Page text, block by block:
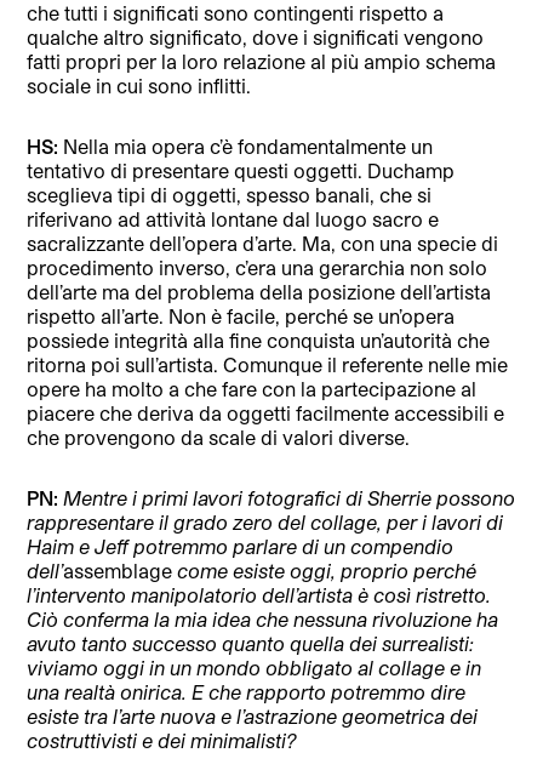
che tutti i significati sono contingenti rispetto a
qualche altro significato, dove i significati vengono
fatti propri per la loro relazione al più ampio schema
sociale in cui sono inflitti.
HS: Nella mia opera c’è fondamentalmente un
tentativo di presentare questi oggetti. Duchamp
sceglieva tipi di oggetti, spesso banali, che si
riferivano ad attività lontane dal luogo sacro e
sacralizzante dell’opera d’arte. Ma, con una specie di
procedimento inverso, c’era una gerarchia non solo
dell’arte ma del problema della posizione dell’artista
rispetto all’arte. Non è facile, perché se un’opera
possiede integrità alla fine conquista un’autorità che
ritorna poi sull’artista. Comunque il referente nelle mie
opere ha molto a che fare con la partecipazione al
piacere che deriva da oggetti facilmente accessibili e
che provengono da scale di valori diverse.
PN:Mentre i primi lavori fotografici di Sherrie possono
rappresentare il grado zero del collage, per i lavori di
Haim e Jeff potremmo parlare di un compendio
dell’assemblage come esiste oggi, proprio perché
l’intervento manipolatorio dell’artista è così ristretto.
Ciò conferma la mia idea che nessuna rivoluzione ha
avuto tanto successo quanto quella dei surrealisti:
viviamo oggi in un mondo obbligato al collage e in
una realtà onirica. E che rapporto potremmo dire
esiste tra l’arte nuova e l’astrazione geometrica dei
costruttivisti e dei minimalisti?